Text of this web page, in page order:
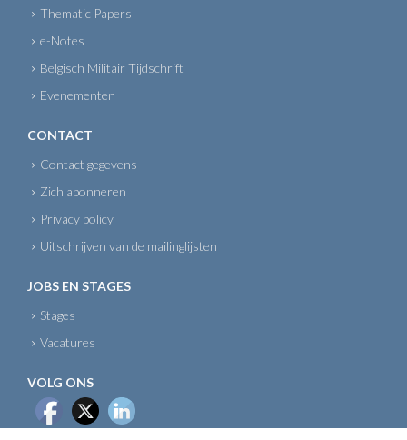
Thematic Papers
e-Notes
Belgisch Militair Tijdschrift
Evenementen
CONTACT
Contact gegevens
Zich abonneren
Privacy policy
Uitschrijven van de mailinglijsten
JOBS EN STAGES
Stages
Vacatures
VOLG ONS